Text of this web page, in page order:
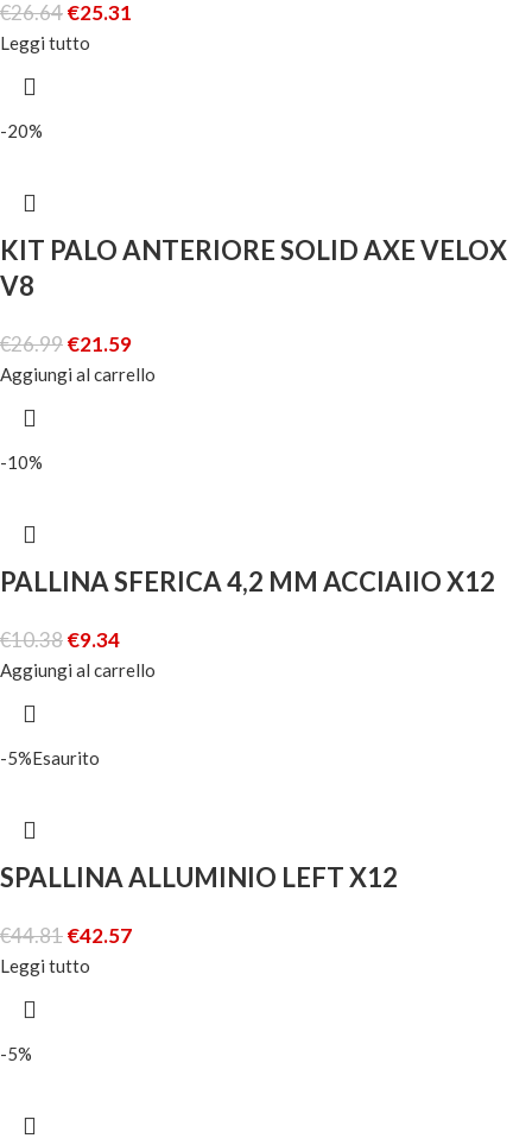
€26.64€25.31
Leggi tutto
-20%
KIT PALO ANTERIORE SOLID AXE VELOX
V8
€26.99€21.59
Aggiungi al carrello
-10%
PALLINA SFERICA 4,2 MM ACCIAIIO X12
€10.38€9.34
Aggiungi al carrello
-5%Esaurito
SPALLINA ALLUMINIO LEFT X12
€44.81€42.57
Leggi tutto
-5%